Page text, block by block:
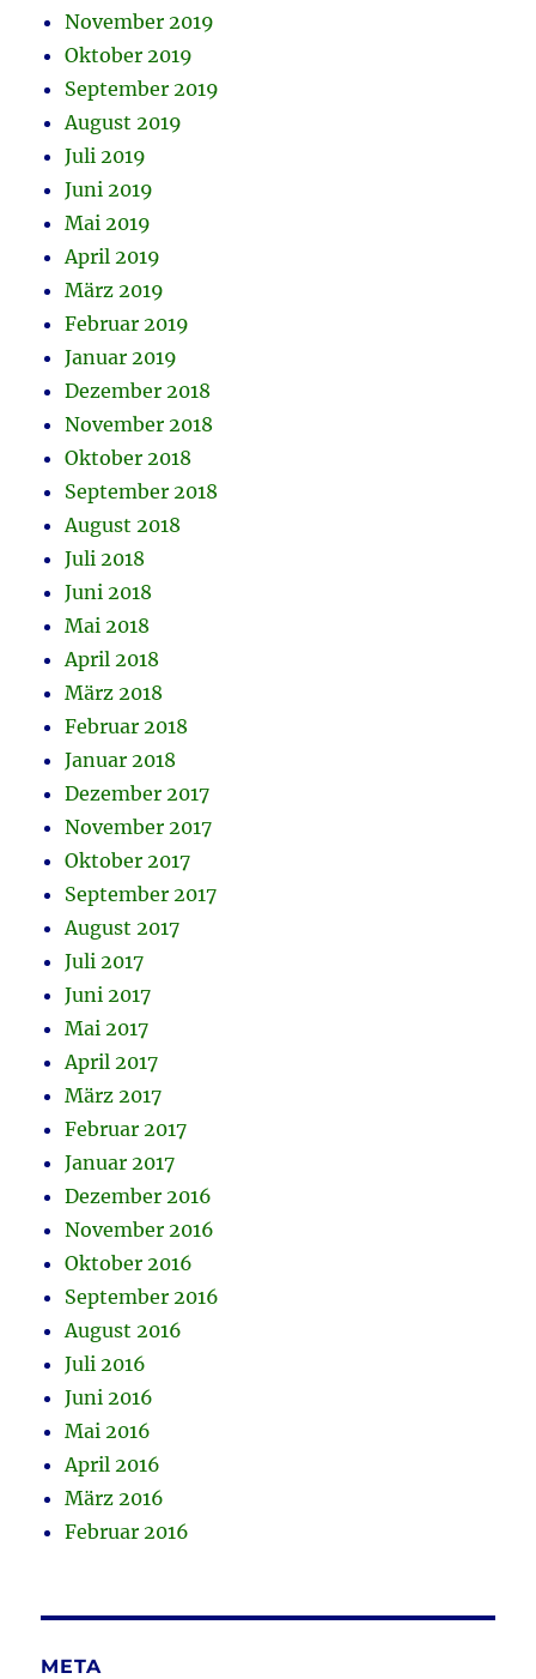
November 2019
Oktober 2019
September 2019
August 2019
Juli 2019
Juni 2019
Mai 2019
April 2019
März 2019
Februar 2019
Januar 2019
Dezember 2018
November 2018
Oktober 2018
September 2018
August 2018
Juli 2018
Juni 2018
Mai 2018
April 2018
März 2018
Februar 2018
Januar 2018
Dezember 2017
November 2017
Oktober 2017
September 2017
August 2017
Juli 2017
Juni 2017
Mai 2017
April 2017
März 2017
Februar 2017
Januar 2017
Dezember 2016
November 2016
Oktober 2016
September 2016
August 2016
Juli 2016
Juni 2016
Mai 2016
April 2016
März 2016
Februar 2016
META